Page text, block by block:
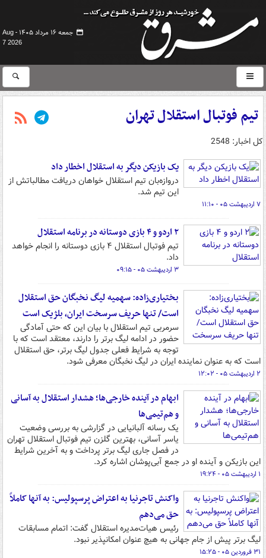
جمعه ۱۶ مرداد ۱۴۰۵ -
Aug
7 2026
تیم فوتبال استقلال تهران
کل اخبار: 2548
یک بازیکن دیگر به استقلال اخطار داد
دروازه‌بان تیم استقلال خواهان دریافت مطالباتش از
این تیم شد.
۷ اردیبهشت ۰۵ - ۱۱:۱۰
۲ اردو و ۴ بازی دوستانه در برنامه استقلال
تیم فوتبال استقلال ۴ بازی دوستانه را انجام خواهد
داد.
۳ اردیبهشت ۰۵ - ۰۹:۱۵
بختیاری‌زاده: سهمیه لیگ نخبگان حق استقلال
است/ تنها حریف سرسخت ایران، بلژیک است
سرمربی تیم استقلال با بیان این که حتی آمادگی
حضور در ادامه لیگ برتر را دارند، معتقد است که با
توجه به شرایط فعلی جدول لیگ برتر، حق استقلال
است که به عنوان نماینده ایران در لیگ نخبگان معرفی شود.
۲ اردیبهشت ۰۵ - ۱۲:۰۲
ابهام در آینده خارجی‌ها؛ هشدار استقلال به آسانی
و هم‌تیمی‌ها
یک رسانه آلبانیایی در گزارشی به بررسی وضعیت
یاسر آسانی، بهترین گلزن تیم فوتبال استقلال تهران
در فصل جاری لیگ برتر پرداخت و به آخرین شرایط
این بازیکن و آینده او در جمع آبی‌پوشان اشاره کرد.
۱ اردیبهشت ۰۵ - ۱۹:۲۴
واکنش تاجرنیا به اعتراض پرسپولیس: به آنها کاملاً
حق می‌دهم
رئیس هیات‌مدیره استقلال گفت: اتمام مسابقات
لیگ برتر پیش از جام جهانی به هیچ عنوان امکانپذیر نبود.
۳۱ فروردین ۰۵ - ۱۵:۲۵